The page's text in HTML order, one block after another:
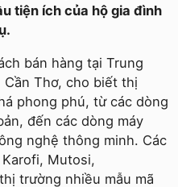
tiện ích của hộ gia đình
bán hàng tại Trung
Thơ, cho biết thị
phong phú, từ các dòng
đến các dòng máy
nghệ thông minh. Các
Mutosi,
trường nhiều mẫu mã